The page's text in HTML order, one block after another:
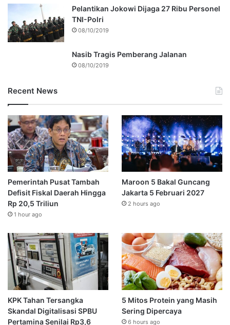
Pelantikan Jokowi Dijaga 27 Ribu Personel
TNI-Polri
08/10/2019
Nasib Tragis Pemberang Jalanan
08/10/2019
Recent News
Pemerintah Pusat Tambah
Defisit Fiskal Daerah Hingga
Rp 20,5 Triliun
1 hour ago
Maroon 5 Bakal Guncang
Jakarta 5 Februari 2027
2 hours ago
KPK Tahan Tersangka
Skandal Digitalisasi SPBU
Pertamina Senilai Rp3,6
5 Mitos Protein yang Masih
Sering Dipercaya
6 hours ago